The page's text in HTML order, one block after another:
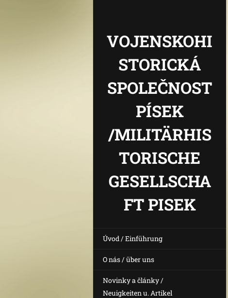
VOJENSKOHI
STORICKÁ
SPOLEČNOST
PÍSEK
/MILITÄRHIS
TORISCHE
GESELLSCHA
FT PISEK
Úvod / Einführung
O nás / über uns
Novinky a články /
Neuigkeiten u. Artikel